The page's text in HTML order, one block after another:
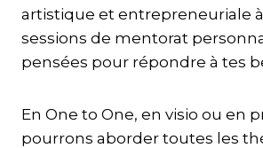
artistique et entrepreneuriale
sessions de mentorat
pensées pour répondre à tes
En One to One, en visio ou en
pourrons aborder toutes les